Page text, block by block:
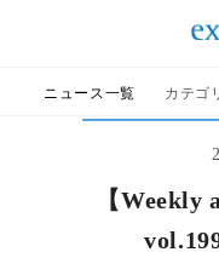
ニュース一覧 カテゴ
【Weekly